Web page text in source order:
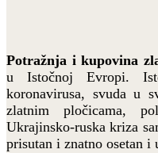
Potražnja i kupovina
u Istočnoj Evropi.
koronavirusa, svuda u
zlatnim pločicama,
Ukrajinsko-ruska kriza
prisutan i znatno osetan i